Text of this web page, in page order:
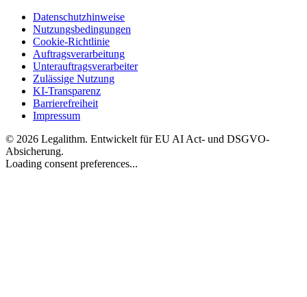
Datenschutzhinweise
Nutzungsbedingungen
Cookie-Richtlinie
Auftragsverarbeitung
Unterauftragsverarbeiter
Zulässige Nutzung
KI-Transparenz
Barrierefreiheit
Impressum
© 2026 Legalithm. Entwickelt für EU AI Act- und DSGVO-
Absicherung.
Loading consent preferences...